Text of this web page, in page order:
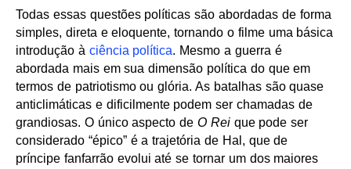
Todas essas questões políticas são abordadas de forma
simples, direta e eloquente, tornando o filme uma básica
introdução à ciência política. Mesmo a guerra é
abordada mais em sua dimensão política do que em
termos de patriotismo ou glória. As batalhas são quase
anticlimáticas e dificilmente podem ser chamadas de
grandiosas. O único aspecto deO Reique pode ser
considerado “épico” é a trajetória de Hal, que de
príncipe fanfarrão evolui até se tornar um dos maiores